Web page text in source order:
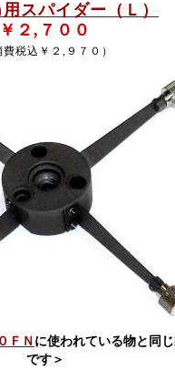
スパイダー（Ｌ）
￥２,７００
費税込￥２,９７０）
ＦＮ に使われている物と同
です＞